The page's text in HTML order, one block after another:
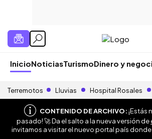
InicioNoticiasTurismoDinero y
Terremotos Lluvias Hospital Rosales
CONTENIDO DE ARCHIVO:¡Estás
pasado! 🚀 Da el salto a la nueva versión de
invitamos a visitar el nuevo portal país